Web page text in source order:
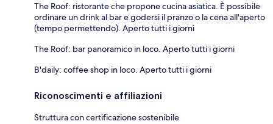
The Roof: ristorante che propone cucina asiatica. È possibile
ordinare un drink al bar e godersi il pranzo o la cena all'aperto
(tempo permettendo). Aperto tutti i giorni
The Roof: bar panoramico in loco. Aperto tutti i giorni
B'daily: coffee shop in loco. Aperto tutti i giorni
Riconoscimenti e affiliazioni
Struttura con certificazione sostenibile